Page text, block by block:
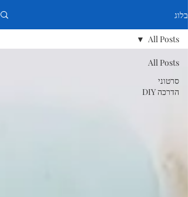
בלוג
All Posts
סרטוני
הדרכה DIY
All Posts